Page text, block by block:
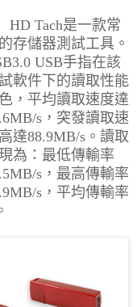
HD Tach是一款常
存儲器測試工具。
USB手指在該
軟件下的讀取性能
，平均讀取速度達
s，突發讀取速
達88.9MB/s。讀取
為：最低傳輸率
s，最高傳輸率
s，平均傳輸率